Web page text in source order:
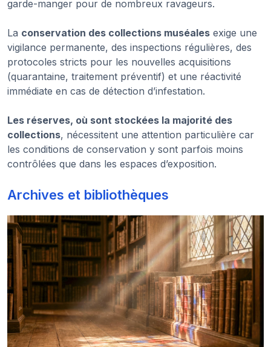
garde-manger pour de nombreux ravageurs.
La conservation des collections muséales exige une
vigilance permanente, des inspections régulières, des
protocoles stricts pour les nouvelles acquisitions
(quarantaine, traitement préventif) et une réactivité
immédiate en cas de détection d’infestation.
Les réserves, où sont stockées la majorité des
collections, nécessitent une attention particulière car
les conditions de conservation y sont parfois moins
contrôlées que dans les espaces d’exposition.
Archives et bibliothèques